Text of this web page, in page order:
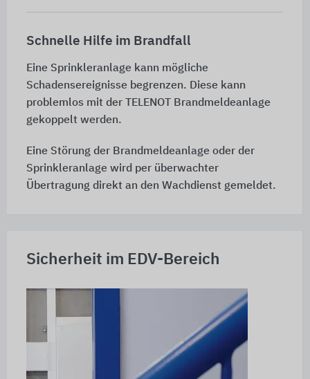
Schnelle Hilfe im Brandfall
Eine Sprinkleranlage kann mögliche
Schadensereignisse begrenzen. Diese kann
problemlos mit der TELENOT Brandmeldeanlage
gekoppelt werden.
Eine Störung der Brandmeldeanlage oder der
Sprinkleranlage wird per überwachter
Übertragung direkt an den Wachdienst gemeldet.
Sicherheit im EDV-Bereich